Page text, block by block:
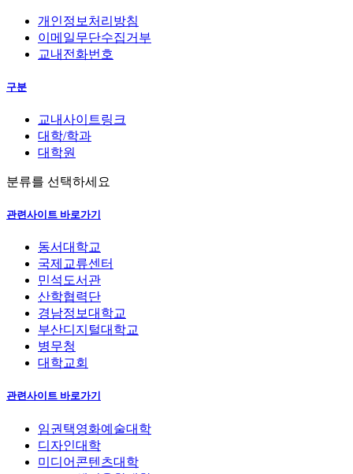
개인정보처리방침
이메일무단수집거부
교내전화번호
구분
교내사이트링크
대학/학과
대학원
분류를 선택하세요
관련사이트 바로가기
동서대학교
국제교류센터
민석도서관
산학협력단
경남정보대학교
부산디지털대학교
병무청
대학교회
관련사이트 바로가기
임권택영화예술대학
디자인대학
미디어콘텐츠대학